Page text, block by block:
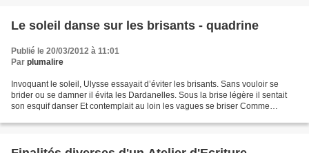
Le soleil danse sur les brisants - quadrine
Publié le 20/03/2012 à 11:01
Par plumalire
Invoquant le soleil, Ulysse essayait d’éviter les brisants. Sans vouloir se
brider ou se damner il évita les Dardanelles. Sous la brise légère il sentait
son esquif danser Et contemplait au loin les vagues se briser Comme